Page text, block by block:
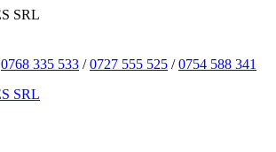
0768 335 533 /0727 555 525 /0754 588 341